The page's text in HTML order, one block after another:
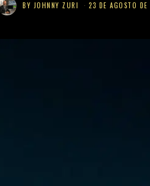
BY JOHNNY ZURI 23 DE AGOSTO